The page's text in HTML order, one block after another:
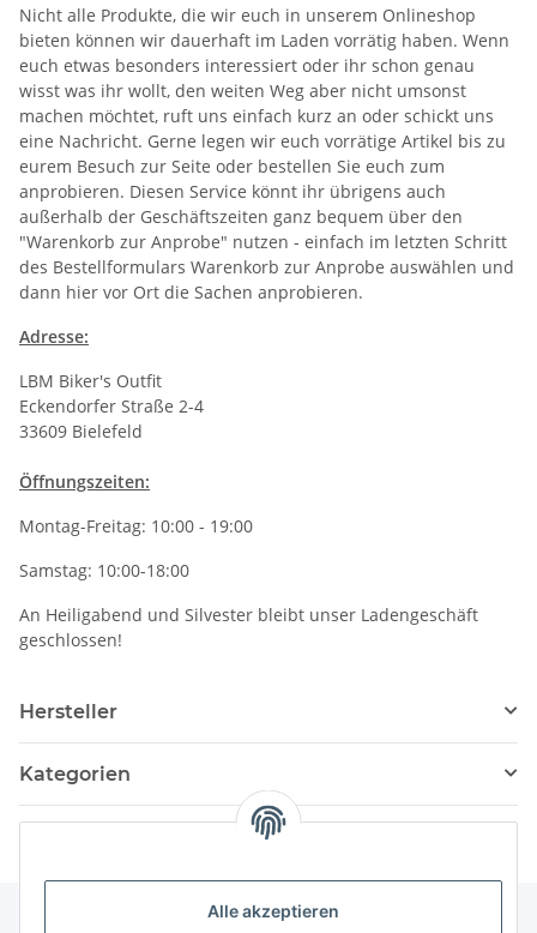
Alle akzeptieren
Nicht alle Produkte, die wir euch in unserem Onlineshop
bieten können wir dauerhaft im Laden vorrätig haben. Wenn
euch etwas besonders interessiert oder ihr schon genau
wisst was ihr wollt, den weiten Weg aber nicht umsonst
machen möchtet, ruft uns einfach kurz an oder schickt uns
eine Nachricht. Gerne legen wir euch vorrätige Artikel bis zu
eurem Besuch zur Seite oder bestellen Sie euch zum
anprobieren. Diesen Service könnt ihr übrigens auch
außerhalb der Geschäftszeiten ganz bequem über den
"Warenkorb zur Anprobe" nutzen - einfach im letzten Schritt
des Bestellformulars Warenkorb zur Anprobe auswählen und
dann hier vor Ort die Sachen anprobieren.
Adresse:
LBM Biker's Outfit
Eckendorfer Straße 2-4
33609 Bielefeld
Öffnungszeiten:
Montag-Freitag: 10:00 - 19:00
Samstag: 10:00-18:00
An Heiligabend und Silvester bleibt unser Ladengeschäft
geschlossen!
Hersteller
Kategorien